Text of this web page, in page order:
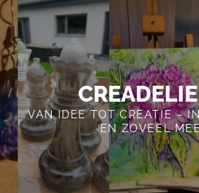
Skip
to
content
VAN IDEE TOT CREATIE –
EN ZOVEEL